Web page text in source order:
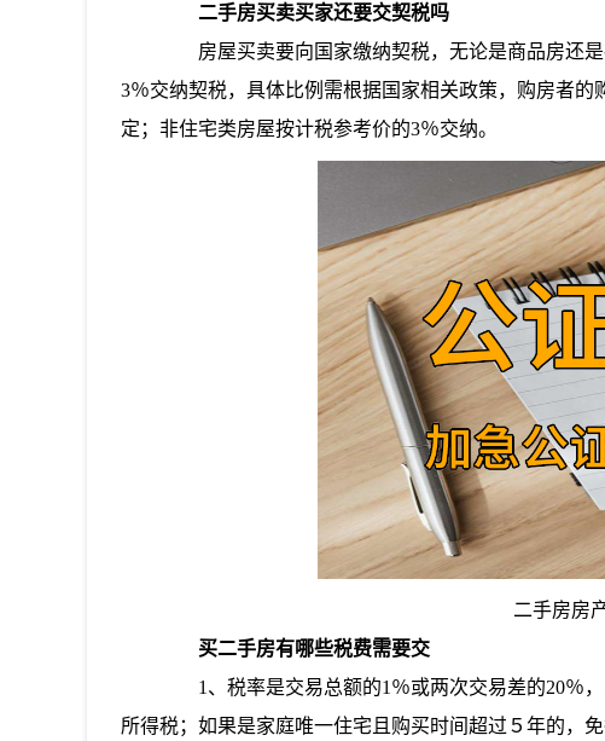
二手房买卖买家还要交契税吗
房屋买卖要向国家缴纳契税，无论是商品房还是
3％交纳契税，具体比例需根据国家相关政策，购房者
定；非住宅类房屋按计税参考价的3％交纳。
二手房房
买二手房有哪些税费需要交
1、税率是交易总额的1％或两次交易差的20％，
所得税；如果是家庭唯一住宅且购买时间超过５年的，